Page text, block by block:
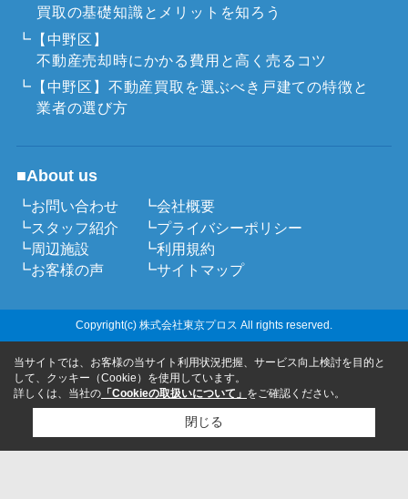
買取の基礎知識とメリットを知ろう
┗【中野区】
不動産売却時にかかる費用と高く売るコツ
┗【中野区】不動産買取を選ぶべき戸建ての特徴と
業者の選び方
■About us
┗お問い合わせ
┗会社概要
┗スタッフ紹介
┗プライバシーポリシー
┗周辺施設
┗利用規約
┗お客様の声
┗サイトマップ
Copyright(c) 株式会社東京プロス All rights reserved.
当サイトでは、お客様の当サイト利用状況把握、サービス向上検討を目的と
して、クッキー（Cookie）を使用しています。
詳しくは、当社の 「Cookieの取扱いについて」 をご確認ください。
閉じる